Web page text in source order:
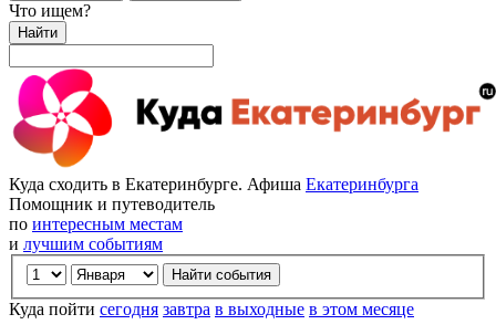
Что ищем?
Найти
Куда сходить в Екатеринбурге. Афиша Екатеринбурга
Помощник и путеводитель
по интересным местам
и лучшим событиям
Куда пойти сегодня завтра в выходные в этом месяце